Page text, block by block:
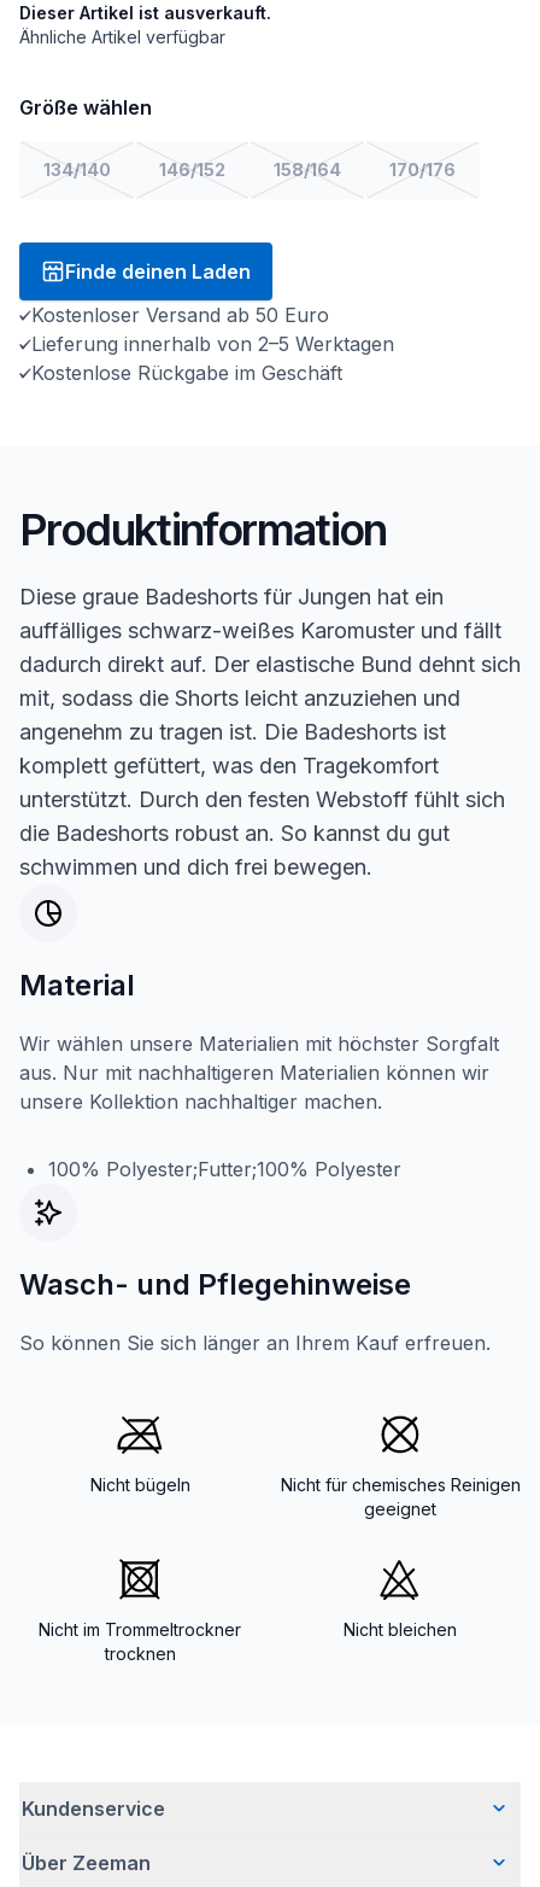
Dieser Artikel ist ausverkauft.
Ähnliche Artikel verfügbar
Größe wählen
134/140 146/152 158/164 170/176
Finde deinen Laden
Kostenloser Versand ab 50 Euro
Lieferung innerhalb von 2–5 Werktagen
Kostenlose Rückgabe im Geschäft
Produktinformation
Diese graue Badeshorts für Jungen hat ein
auffälliges schwarz-weißes Karomuster und fällt
dadurch direkt auf. Der elastische Bund dehnt sich
mit, sodass die Shorts leicht anzuziehen und
angenehm zu tragen ist. Die Badeshorts ist
komplett gefüttert, was den Tragekomfort
unterstützt. Durch den festen Webstoff fühlt sich
die Badeshorts robust an. So kannst du gut
schwimmen und dich frei bewegen.
Material
Wir wählen unsere Materialien mit höchster Sorgfalt
aus. Nur mit nachhaltigeren Materialien können wir
unsere Kollektion nachhaltiger machen.
100% Polyester;Futter;100% Polyester
Wasch- und Pflegehinweise
So können Sie sich länger an Ihrem Kauf erfreuen.
Nicht bügeln
Nicht für chemisches Reinigen
geeignet
Nicht im Trommeltrockner
trocknen
Nicht bleichen
Kundenservice
Häufig gestellte Fragen
Über Zeeman